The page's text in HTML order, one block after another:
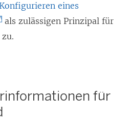
eines
als zulässigen Prinzipal für
für